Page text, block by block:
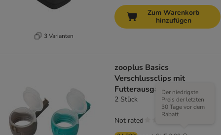
3 Varianten
Zum Warenkorb
hinzufügen
zooplus Basics
Verschlussclips mit
Futterausgabe
2 Stück
Der niedrigste
Preis der letzten
30 Tage vor dem
Rabatt
Not rated